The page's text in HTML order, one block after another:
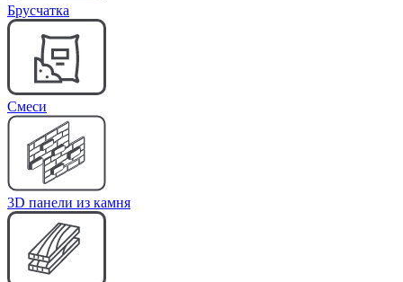
Брусчатка
Cмеси
3D панели из камня